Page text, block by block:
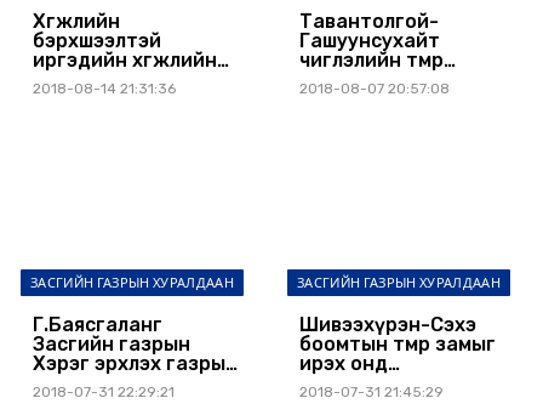
Хөгжлийн
бэрхшээлтэй
иргэдийн хөгжлийн
асуудал хариуцсан
агентлаг байгуулав
2018-08-14 21:31:36
Тавантолгой-
Гашуунсухайт
чиглэлийн төмөр
замын ажлыг
эрчимжүүлнэ
2018-08-07 20:57:08
ЗАСГИЙН ГАЗРЫН ХУРАЛДААН
Г.Баясгаланг
Засгийн газрын
Хэрэг эрхлэх газрын
Тэргүүн дэд даргаар
томилов
2018-07-31 22:29:21
ЗАСГИЙН ГАЗРЫН ХУРАЛДААН
Шивээхүрэн-Сэхэ
боомтын төмөр замыг
ирэх онд
ашиглалтад оруулна
2018-07-31 21:45:29